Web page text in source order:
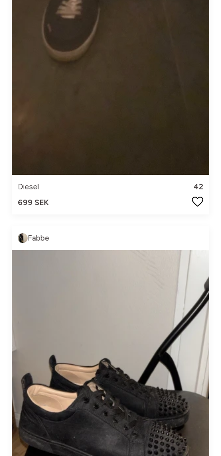
Diesel
42
699 SEK
Fabbe